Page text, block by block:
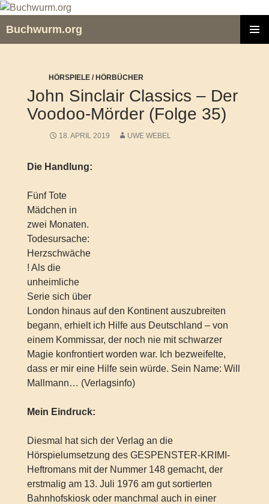
Zum
springen
Buchwurm.org
HÖRSPIELE / HÖRBÜCHER
John Sinclair Classics – Der
Voodoo-Mörder (Folge 35)
18. APRIL 2019 UWE WEBEL
Die Handlung:
Fünf Tote
Mädchen in
zwei Monaten.
Todesursache:
Herzschwäche
! Als die
unheimliche
Serie sich über
London hinaus auf den Kontinent auszubreiten
begann, erhielt ich Hilfe aus Deutschland – von
einem Kommissar, der noch nie mit schwarzer
Magie konfrontiert worden war. Ich bezweifelte,
dass er mir eine Hilfe sein würde. Sein Name: Will
Mallmann… (Verlagsinfo)
Mein Eindruck:
Diesmal hat sich der Verlag an die
Hörspielumsetzung des GESPENSTER-KRIMI-
Heftromans mit der Nummer 148 gemacht, der
erstmalig am 13. Juli 1976 am gut sortierten
Bahnhofskiosk oder manchmal auch in einer